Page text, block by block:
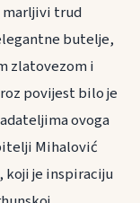
marljivi trud
butelje,
zlatovezom i
povijest bilo je
ovoga
Mihalović
koji je inspiraciju